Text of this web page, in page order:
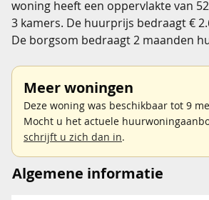
woning heeft een oppervlakte van
3 kamers. De huurprijs bedraagt €
De borgsom bedraagt 2 maanden
Meer woningen
Deze woning was beschikbaar tot 9
Mocht u het actuele
schrijft u zich dan in.
Algemene informatie